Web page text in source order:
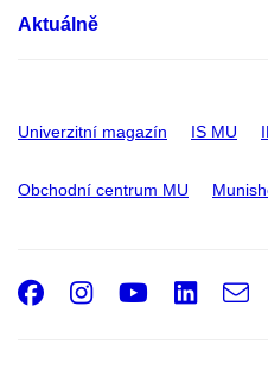
Aktuálně
Univerzitní magazín IS MU
Obchodní centrum MU
Facebook
Instagrame-